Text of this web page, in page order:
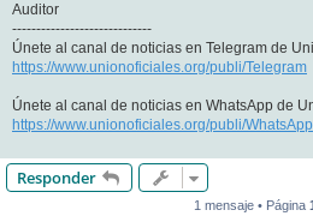
Auditor
-----------------------------
Únete al canal de noticias en Telegram de
https://www.unionoficiales.org/publi/Telegram
Únete al canal de noticias en WhatsApp de
https://www.unionoficiales.org/publi/WhatsApp
Responder
1 mensaje • Página 1